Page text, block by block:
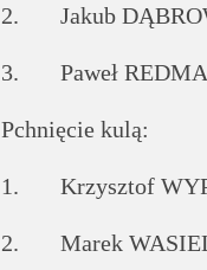
2. Jakub
3. Paweł
Pchnięcie kulą:
1. Krzysztof
2. Marek